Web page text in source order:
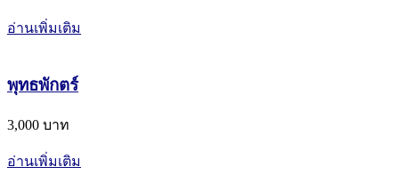
อ่านเพิ่มเติม
พุทธพักตร์
3,000 บาท
อ่านเพิ่มเติม